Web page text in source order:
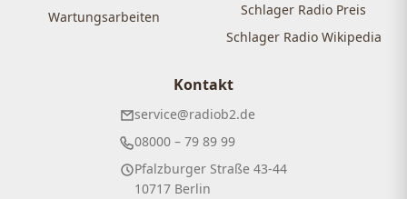
Wartungsarbeiten
Schlager Radio Preis
Schlager Radio Wikipedia
Kontakt
service@radiob2.de
08000 – 79 89 99
Pfalzburger Straße 43-44
10717 Berlin